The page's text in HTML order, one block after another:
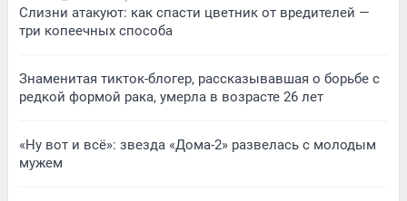
Слизни атакуют: как спасти цветник от вредителей —
три копеечных способа
Знаменитая тикток-блогер, рассказывавшая о борьбе с
редкой формой рака, умерла в возрасте 26 лет
«Ну вот и всё»: звезда «Дома-2» развелась с молодым
мужем